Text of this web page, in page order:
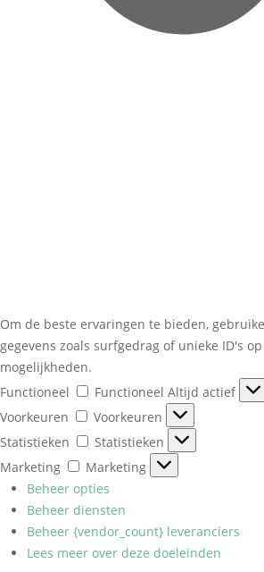
Om de beste ervaringen te bieden,
gegevens zoals surfgedrag of unieke ID's
mogelijkheden.
Functioneel
Functioneel Altijd actief
Voorkeuren
Voorkeuren
Statistieken
Statistieken
Marketing
Marketing
Beheer opties
Beheer diensten
Beheer {vendor_count} leveranciers
Lees meer over deze doeleinden